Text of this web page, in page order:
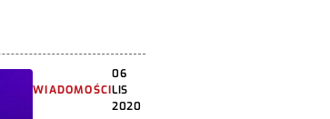
WIADOMOŚCI
06
LIS
2020